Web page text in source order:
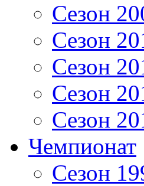
Сезон
Сезон
Сезон
Сезон
Сезон
Чемпионат
Сезон